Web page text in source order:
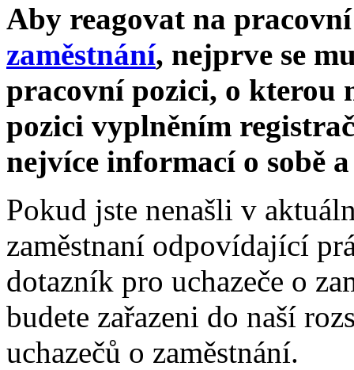
Aby reagovat na
zaměstnání, nejprve se
pracovní pozici, o kterou
pozici vyplněním
nejvíce informací o sobě
Pokud jste nenašli v
zaměstnaní odpovídající
dotazník pro uchazeče o
budete zařazeni do naší
uchazečů o zaměstnání.